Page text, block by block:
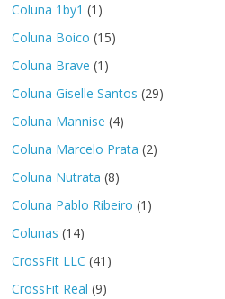
Coluna 1by1 (1)
Coluna Boico (15)
Coluna Brave (1)
Coluna Giselle Santos (29)
Coluna Mannise (4)
Coluna Marcelo Prata (2)
Coluna Nutrata (8)
Coluna Pablo Ribeiro (1)
Colunas (14)
CrossFit LLC (41)
CrossFit Real (9)